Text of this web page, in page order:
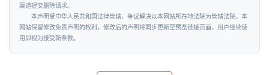
渠道提交删除请求。
本声明受中华人民共和国法律管辖，争议解决以本网站所在地法院为管辖法院。本
网站保留修改免责声明的权利，修改后的声明将同步更新至预览链接页面，用户继续使
用即视为接受新条款。